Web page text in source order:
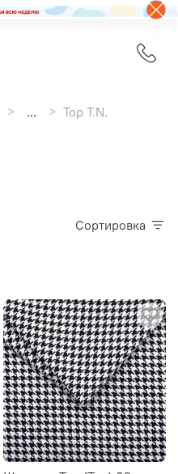
... Top T.N.
Сортировка